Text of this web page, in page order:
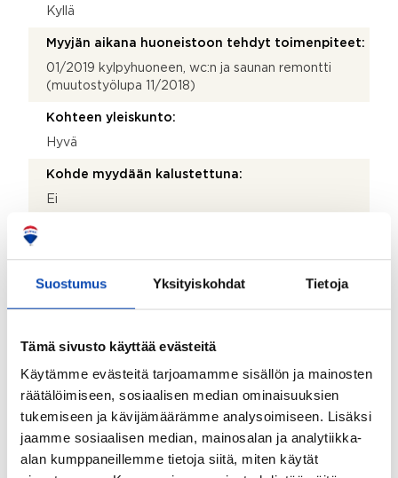
Suostumus Yksityiskohdat Tietoja
Tämä sivusto käyttää evästeitä
Käytämme evästeitä tarjoamamme sisällön ja mainosten
räätälöimiseen, sosiaalisen median ominaisuuksien
tukemiseen ja kävijämäärämme analysoimiseen. Lisäksi
jaamme sosiaalisen median, mainosalan ja analytiikka-
alan kumppaneillemme tietoja siitä, miten käytät
Kyllä
Myyjän aikana huoneistoon tehdyt toimenpiteet:
01/2019 kylpyhuoneen, wc:n ja saunan remontti
(muutostyölupa 11/2018)
Kohteen yleiskunto:
Hyvä
Kohde myydään kalustettuna:
Ei
Taloyhtiön nimi:
Taloyhtiön Y-tunnus:
0232709-0
092-095-0114-0001
Kiinteistönhoidosta vastaa: